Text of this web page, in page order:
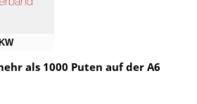
als 1000 Puten auf der A6